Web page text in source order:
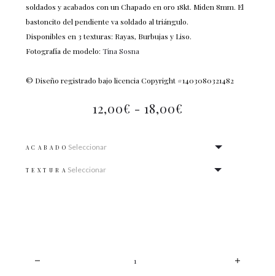
soldados y acabados con un Chapado en oro 18kt. Miden 8mm. El
bastoncito del pendiente va soldado al triángulo.
Disponibles en 3 texturas: Rayas, Burbujas y Liso.
Fotografía de modelo: Tina Sosna
© Diseño registrado bajo licencia Copyright #1403080321482
12,00€ - 18,00€
ACABADO
TEXTURA